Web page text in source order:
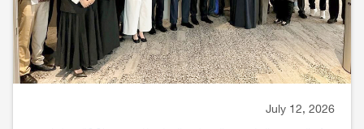
July 12, 2026